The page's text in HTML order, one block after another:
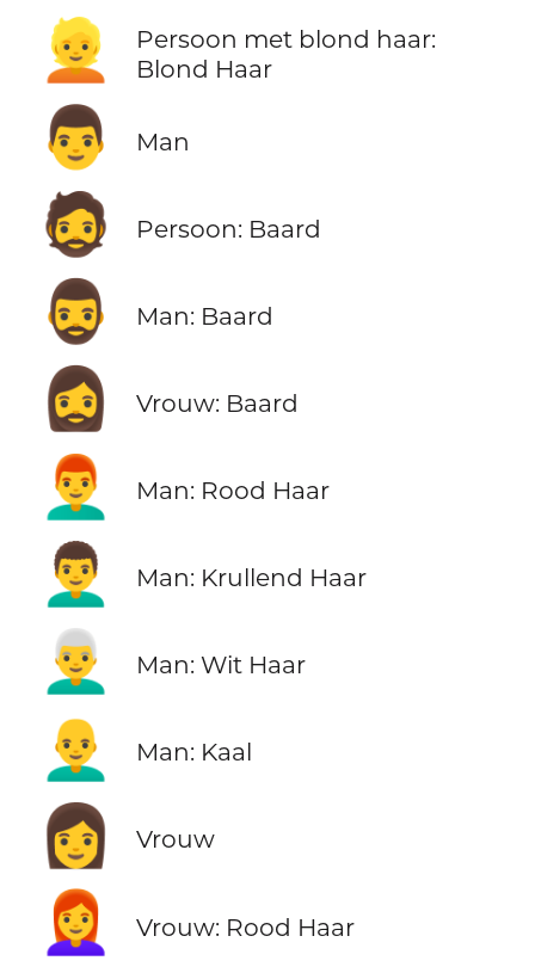
👱
Persoon met blond haar:
Blond Haar
👨 Man
🧔 Persoon: Baard
🧔‍♂️ Man: Baard
🧔‍♀️ Vrouw: Baard
👨‍🦰 Man: Rood Haar
👨‍🦱 Man: Krullend Haar
👨‍🦳 Man: Wit Haar
👨‍🦲 Man: Kaal
👩 Vrouw
👩‍🦰 Vrouw: Rood Haar